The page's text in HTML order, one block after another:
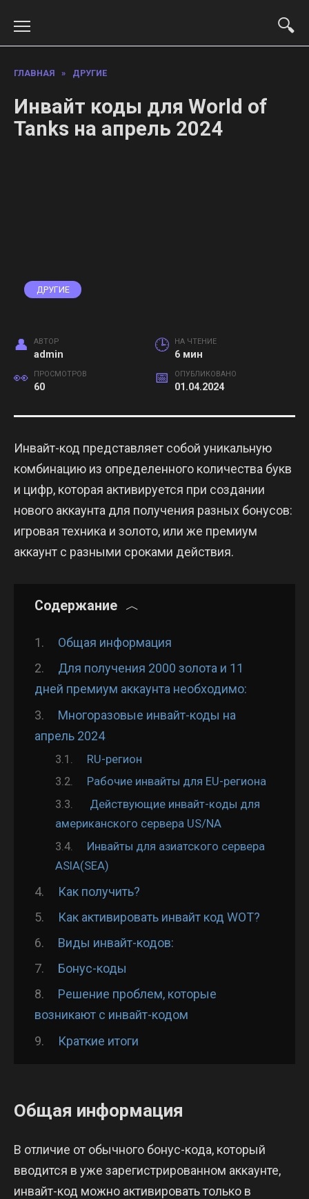
содержанию
ГЛАВНАЯ » ДРУГИЕ
Инвайт коды для World of
Tanks на апрель 2024
ДРУГИЕ
АВТОР
admin
НА ЧТЕНИЕ
6 мин
ПРОСМОТРОВ
60
ОПУБЛИКОВАНО
01.04.2024
Инвайт-код представляет собой уникальную
комбинацию из определенного количества букв
и цифр, которая активируется при создании
нового аккаунта для получения разных бонусов:
игровая техника и золото, или же премиум
аккаунт с разными сроками действия.
Содержание
Общая информация
Для получения 2000 золота и 11
дней премиум аккаунта необходимо:
Многоразовые инвайт-коды на
апрель 2024
RU-регион
Рабочие инвайты для EU-региона
Действующие инвайт-коды для
американского сервера US/NA
Инвайты для азиатского сервера
ASIA(SEA)
Как получить?
Как активировать инвайт код WOT?
Виды инвайт-кодов:
Бонус-коды
Решение проблем, которые
возникают с инвайт-кодом
Краткие итоги
Общая информация
В отличие от обычного бонус-кода, который
вводится в уже зарегистрированном аккаунте,
инвайт-код можно активировать только в